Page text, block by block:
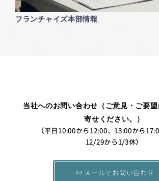
フランチャイズ本部情報
当社へのお問い合わせ（ご意見・ご要
寄せください。）
（平日10:00から12:00、13:00から
12/29から1/3休）
メールでお問い合わせ